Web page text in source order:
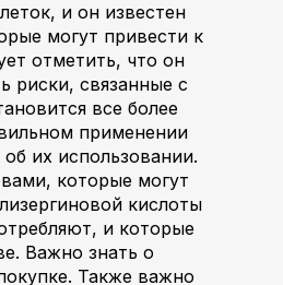
и он известен
могут привести к
отметить, что он
риски, связанные с
все более
применении
их использовании.
которые могут
кислоты
и которые
Важно знать о
Также важно